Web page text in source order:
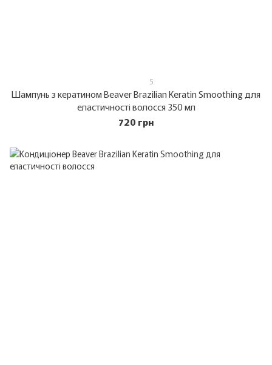
5
Шампунь з кератином Beaver Brazilian Keratin Smoothing для
еластичності волосся 350 мл
720 грн